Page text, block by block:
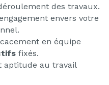
des travaux.
envers votre
en équipe
fixés.
aptitude au travail